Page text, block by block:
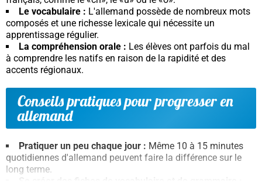
Le vocabulaire : L'allemand possède de nombreux mots
composés et une richesse lexicale qui nécessite un
apprentissage régulier.
La compréhension orale : Les élèves ont parfois du mal
à comprendre les natifs en raison de la rapidité et des
accents régionaux.
Conseils pratiques pour progresser en
allemand
Pratiquer un peu chaque jour : Même 10 à 15 minutes
quotidiennes d'allemand peuvent faire la différence sur le
long terme.